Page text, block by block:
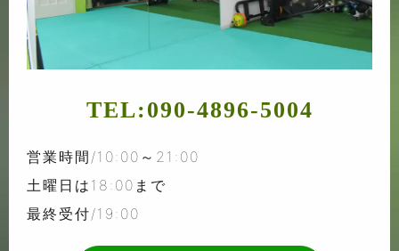
TEL:090-4896-5004
営業時間/10:00～21:00
土曜日は18:00まで
最終受付/19:00